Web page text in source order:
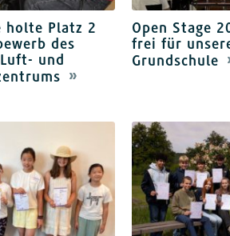
holte Platz 2
des
und
Open Stage
frei für
Grundschule